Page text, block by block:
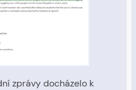
zprávy docházelo k